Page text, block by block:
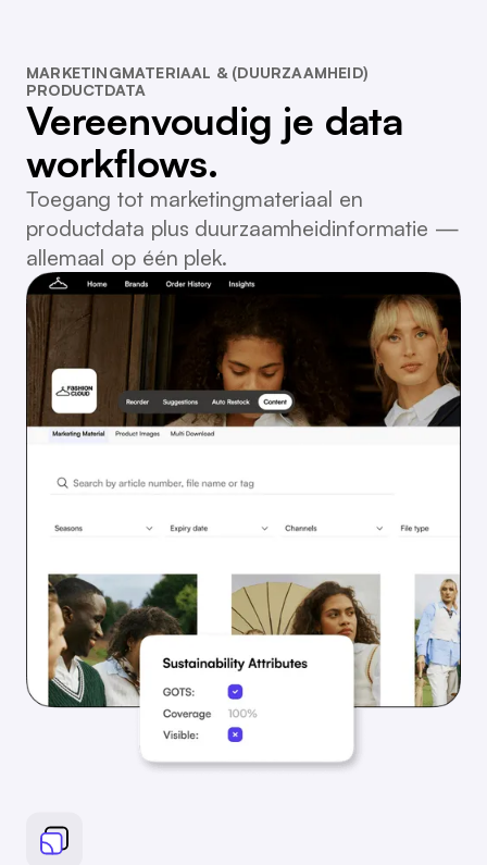
MARKETINGMATERIAAL & (DUURZAAMHEID)
PRODUCTDATA
Vereenvoudig je data
workflows.
Toegang tot marketingmateriaal en
productdata plus duurzaamheidinformatie —
allemaal op één plek.